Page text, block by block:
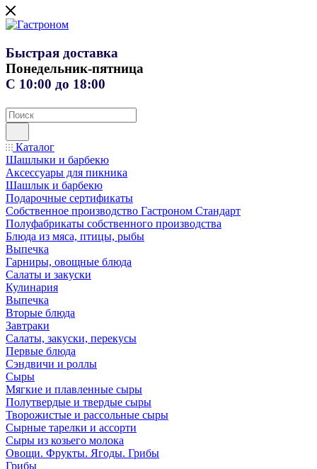
Быстрая доставка
Понедельник-пятница
С 10:00 до 18:00
Каталог
Шашлыки и барбекю
Аксессуары для пикника
Шашлык и барбекю
Подарочные сертификаты
Собственное производство Гастроном Стандарт
Полуфабрикаты собственного производства
Блюда из мяса, птицы, рыбы
Выпечка
Гарниры, овощные блюда
Салаты и закуски
Кулинария
Выпечка
Вторые блюда
Завтраки
Салаты, закуски, перекусы
Первые блюда
Сэндвичи и роллы
Сыры
Мягкие и плавленные сыры
Полутвердые и твердые сыры
Творожистые и рассольные сыры
Сырные тарелки и ассорти
Сыры из козьего молока
Овощи. Фрукты. Ягоды. Грибы
Грибы